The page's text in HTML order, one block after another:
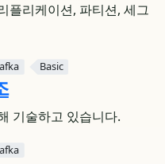
플리케이션, 파티션, 세그
Basic
기술하고 있습니다.